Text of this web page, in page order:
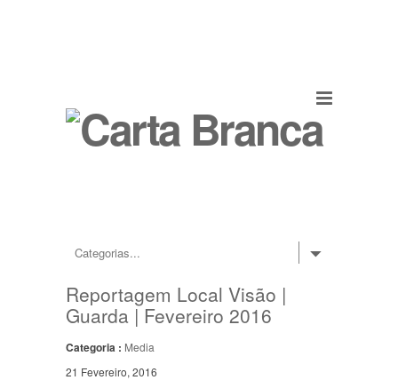
Reportagem Local Visão |
Guarda | Fevereiro 2016
Categoria : Media
21 Fevereiro, 2016